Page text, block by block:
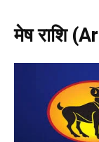
मेष राशि